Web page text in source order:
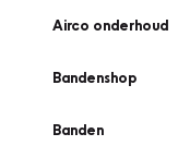
Airco onderhoud
Bandenshop
Banden